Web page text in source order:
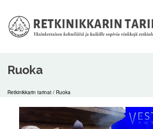
Ruoka
Retkinikkarin tarinat / Ruoka